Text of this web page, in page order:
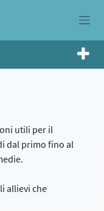
utili per il
dal primo fino al
allievi che